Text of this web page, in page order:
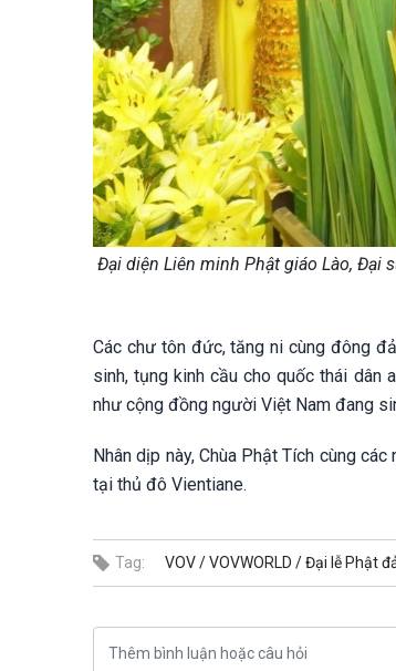
Đại diện Liên minh Phật giáo Lào, Đại
Các chư tôn đức, tăng ni cùng đông
sinh, tụng kinh cầu cho quốc thái dân
như cộng đồng người Việt Nam đang
Nhân dịp này, Chùa Phật Tích cùng
tại thủ đô Vientiane.
Tag: VOV /VOVWORLD /Đại lễ Phật